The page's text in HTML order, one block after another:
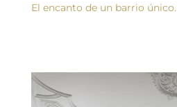
El encanto de un barrio único.